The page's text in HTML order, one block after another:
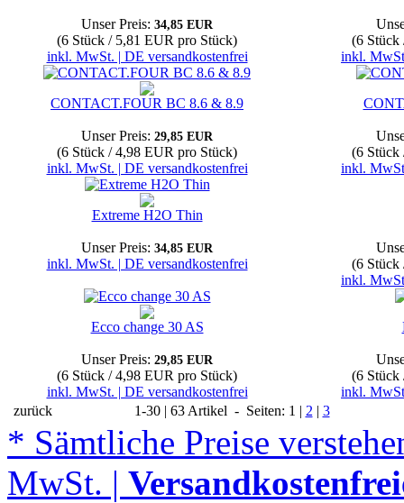
Unser Preis: 34,85 EUR
(6 Stück / 5,81 EUR pro Stück)
inkl. MwSt. | DE versandkostenfrei
(6 Stück
inkl.
CONTACT.FOUR BC 8.6 & 8.9
Unser Preis: 29,85 EUR
(6 Stück / 4,98 EUR pro Stück)
inkl. MwSt. | DE versandkostenfrei
(6 Stück
inkl.
Extreme H2O Thin
Unser Preis: 34,85 EUR
inkl. MwSt. | DE versandkostenfrei
(6 Stück
inkl.
Ecco change 30 AS
Unser Preis: 29,85 EUR
(6 Stück / 4,98 EUR pro Stück)
inkl. MwSt. | DE versandkostenfrei
(6 Stück
inkl.
zurück
1-30 | 63 Artikel - Seiten: 1 | 2 | 3
* Sämtliche Preise
MwSt. |